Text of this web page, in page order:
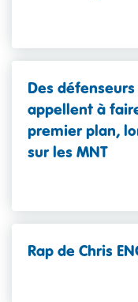
Des
appellent à
premier plan,
sur les MNT
Rap de Chris